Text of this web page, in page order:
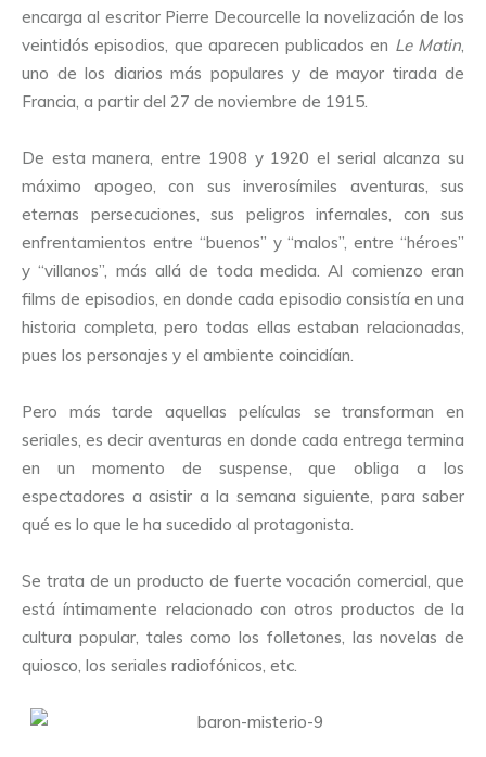
encarga al escritor Pierre Decourcelle la novelización de los
veintidós episodios, que aparecen publicados en Le Matin,
uno de los diarios más populares y de mayor tirada de
Francia, a partir del 27 de noviembre de 1915.
De esta manera, entre 1908 y 1920 el serial alcanza su
máximo apogeo, con sus inverosímiles aventuras, sus
eternas persecuciones, sus peligros infernales, con sus
enfrentamientos entre “buenos” y “malos”, entre “héroes”
y “villanos”, más allá de toda medida. Al comienzo eran
films de episodios, en donde cada episodio consistía en una
historia completa, pero todas ellas estaban relacionadas,
pues los personajes y el ambiente coincidían.
Pero más tarde aquellas películas se transforman en
seriales, es decir aventuras en donde cada entrega termina
en un momento de suspense, que obliga a los
espectadores a asistir a la semana siguiente, para saber
qué es lo que le ha sucedido al protagonista.
Se trata de un producto de fuerte vocación comercial, que
está íntimamente relacionado con otros productos de la
cultura popular, tales como los folletones, las novelas de
quiosco, los seriales radiofónicos, etc.